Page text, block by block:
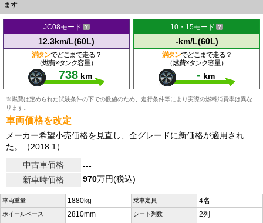
ます
JC08モード
12.3km/L(60L)
満タンでどこまで走る？
（燃費×タンク容量）
738 km
10・15モード
-km/L(60L)
満タンでどこまで走る？
（燃費×タンク容量）
- km
※燃費は定められた試験条件の下での数値のため、走行条件等により実際の燃料消費率は異な
ります。
車両価格を改定
メーカー希望小売価格を見直し、全グレードに新価格が適用され
た。（2018.1）
中古車価格
---
新車時価格
970万円(税込)
車両重量 1880kg 乗車定員 4名
ホイールベース 2810mm シート列数 2列